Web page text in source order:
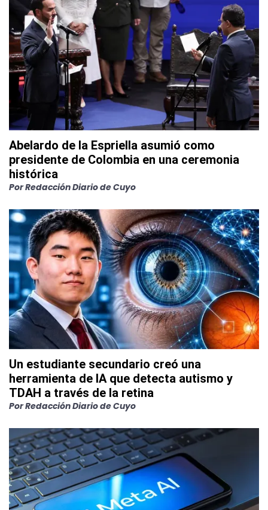
Abelardo de la Espriella asumió como
presidente de Colombia en una ceremonia
histórica
PorRedacción Diario de Cuyo
Un estudiante secundario creó una
herramienta de IA que detecta autismo y
TDAH a través de la retina
PorRedacción Diario de Cuyo